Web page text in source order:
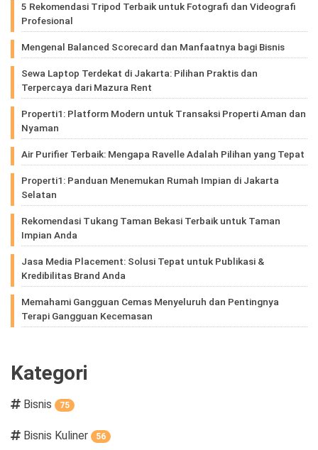
5 Rekomendasi Tripod Terbaik untuk Fotografi dan Videografi
Profesional
Mengenal Balanced Scorecard dan Manfaatnya bagi Bisnis
Sewa Laptop Terdekat di Jakarta: Pilihan Praktis dan
Terpercaya dari Mazura Rent
Properti1: Platform Modern untuk Transaksi Properti Aman dan
Nyaman
Air Purifier Terbaik: Mengapa Ravelle Adalah Pilihan yang Tepat
Properti1: Panduan Menemukan Rumah Impian di Jakarta
Selatan
Rekomendasi Tukang Taman Bekasi Terbaik untuk Taman
Impian Anda
Jasa Media Placement: Solusi Tepat untuk Publikasi &
Kredibilitas Brand Anda
Memahami Gangguan Cemas Menyeluruh dan Pentingnya
Terapi Gangguan Kecemasan
Kategori
Bisnis 75
Bisnis Kuliner 56